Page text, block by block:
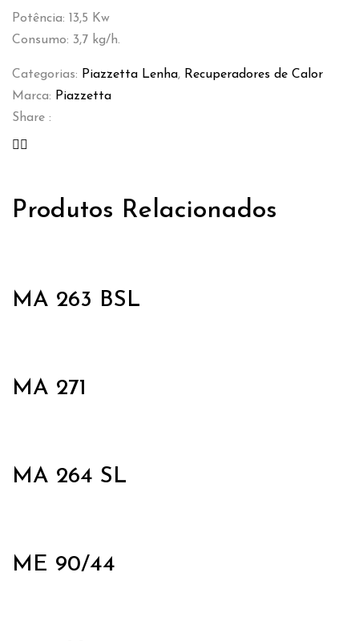
Potência: 13,5 Kw
Consumo: 3,7 kg/h.
Categorias: Piazzetta Lenha, Recuperadores de Calor
Marca: Piazzetta
Share :
Produtos Relacionados
MA 263 BSL
MA 271
MA 264 SL
ME 90/44